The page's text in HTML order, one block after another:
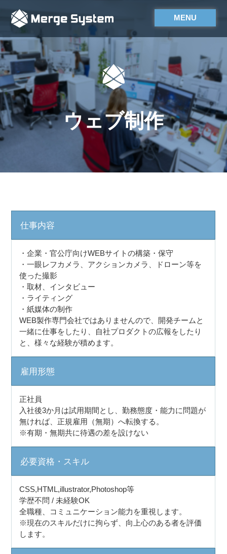
MENU
ウェブ制作
仕事内容
・企業・官公庁向けWEBサイトの構築・保守
・一眼レフカメラ、アクションカメラ、ドローン等を
使った撮影
・取材、インタビュー
・ライティング
・紙媒体の制作
WEB製作専門会社ではありませんので、開発チームと
一緒に仕事をしたり、自社プロダクトの広報をしたり
と、様々な経験が積めます。
雇用形態
正社員
入社後3か月は試用期間とし、勤務態度・能力に問題が
無ければ、正規雇用（無期）へ転換する。
※有期・無期共に待遇の差を設けない
必要資格・スキル
CSS,HTML,illustrator,Photoshop等
学歴不問 / 未経験OK
全職種、コミュニケーション能力を重視します。
※現在のスキルだけに拘らず、向上心のある者を評価
します。